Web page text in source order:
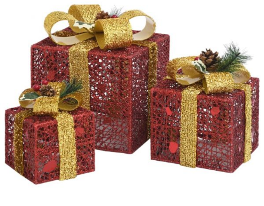
13,5 x 13,5 x 13,5 см (Д x Ш x В)
Купи на изплащане
Credit calculator
Декоративни коледни подаръци, 3 бр, червени, за
открито/закрито
Please select credit institution
Цена на продукта: €32.00
Extraction of information from credit institutions
Предоставената таблица е с информационна цел.
Добавете продукта в количката си с бутона "Добави в
количката" и при поръчка ще можете да изберете броя
вноски на кредита.
Acest tabel are caracter informativ. Adăugați produsul în
coșul de cumpărături unde veți putea selecta detaliile